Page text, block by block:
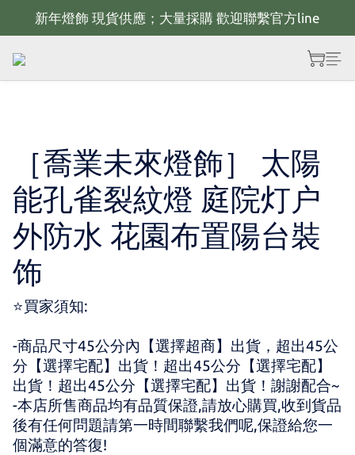
新年佈置規劃 歡迎聯繫官方LINE~
新年燈飾 現貨供應；大量採購 歡迎聯繫官方line
全館滿2000 現折100；最高可回饋10%購物金
［喬業未來燈飾］ 太陽
能孔雀裂紋燈 庭院灯户
外防水 花園布置陽台裝
饰
⭐買家須知:
-商品尺寸45公分內【選擇超商】出貨，超出45公
分【選擇宅配】出貨！超出45公分【選擇宅配】
出貨！超出45公分【選擇宅配】出貨！謝謝配合~
-本店所售商品均有品質保證,請放心購買,收到貨品
後有任何問題請第一時間聯繫我們呢,保證給您一
個滿意的答復!